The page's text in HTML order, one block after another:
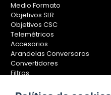
Medio Formato
Objetivos SLR
Objetivos CSC
Telemétricos
Accesorios
Arandelas Conversoras
Convertidores
Filtros
Calibradores